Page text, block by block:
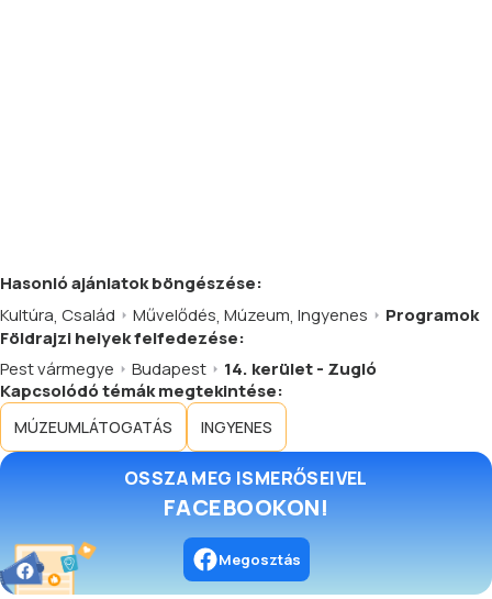
Hasonlóajánlatokböngészése:
Kultúra, Család Művelődés, Múzeum, Ingyenes
Programok
Földrajzi helyek felfedezése:
Pest vármegye
Budapest
14. kerület - Zugló
Kapcsolódó témák megtekintése:
MÚZEUMLÁTOGATÁS INGYENES
OSSZA MEG ISMERŐSEIVEL
FACEBOOKON!
Megosztás